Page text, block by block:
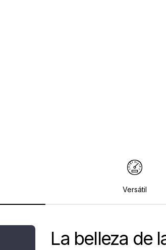
Versátil
La belleza de